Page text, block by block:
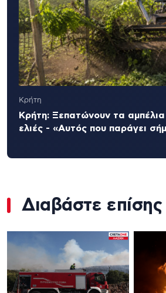
Κρήτη
Κρήτη: Ξεπατώνουν τα
ελιές - «Αυτός που παράγει
Διαβάστε επίσης